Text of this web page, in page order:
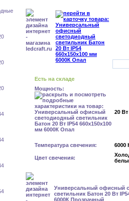
Есть на складе
Мощность:
20 Вт
Температура свечения: 6000
Цвет свечения:
Универсальный офисный
светильник Батон 20 Вт
6000К Прозрачный